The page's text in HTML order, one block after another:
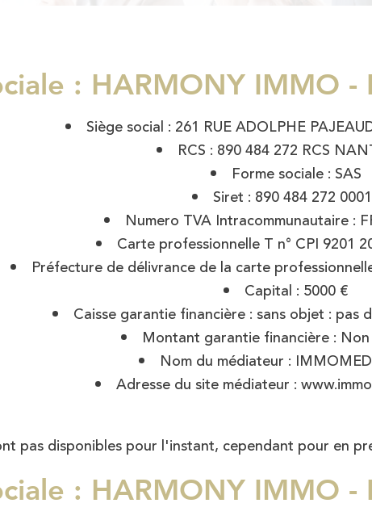
: HARMONY IMMO -
Siège social : 261 RUE ADOLPHE
RCS : 890 484 272 RCS
Forme sociale : SAS
Siret : 890 484 272
Numero TVA Intracommunautaire :
Carte professionnelle T n° CPI 9201
Préfecture de délivrance de la carte
Capital : 5000 €
Caisse garantie financière : sans objet : pas
Montant garantie financière :
Nom du médiateur :
Adresse du site médiateur :
pas disponibles pour l'instant, cependant pour en
: HARMONY IMMO -